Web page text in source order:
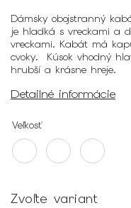
Dámsky obojstranný
je hladká s vreckami a
vreckami. Kabát má
cvoky. Kúsok vhodný
hrubší a krásne hreje.
Detailné informácie
Veľkosť
Zvoľte variant